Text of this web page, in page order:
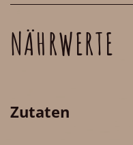
NÄHRWERTE
Zutaten